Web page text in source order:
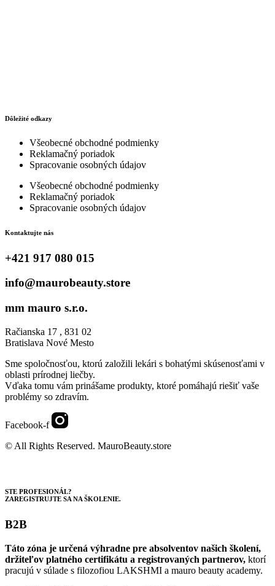
Dôležité odkazy
Všeobecné obchodné podmienky
Reklamačný poriadok
Spracovanie osobných údajov
Všeobecné obchodné podmienky
Reklamačný poriadok
Spracovanie osobných údajov
Kontaktujte nás
+421 917 080 015
info@maurobeauty.store
mm mauro s.r.o.
Račianska 17 , 831 02
Bratislava Nové Mesto
Sme spoločnosťou, ktorú založili lekári s bohatými skúsenosťami v
oblasti prírodnej liečby.
Vďaka tomu vám prinášame produkty, ktoré pomáhajú riešiť vaše
problémy so zdravím.
Facebook-f
© All Rights Reserved. MauroBeauty.store
STE PROFESIONÁL?
ZAREGISTRUJTE SA NA ŠKOLENIE.
B2B
Táto zóna je určená výhradne pre absolventov našich školení,
držiteľov platného certifikátu a registrovaných partnerov, ktorí
pracujú v súlade s filozofiou LAKSHMI a mauro beauty academy.